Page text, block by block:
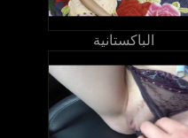
الباكستانية